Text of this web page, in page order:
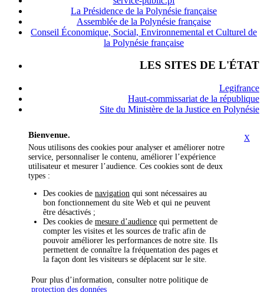
La Présidence de la Polynésie française
Assemblée de la Polynésie française
Conseil Économique, Social, Environnemental et Culturel de
la Polynésie française
LES SITES DE L'ÉTAT
Legifrance
Haut-commissariat de la république
Site du Ministère de la Justice en Polynésie
X
Bienvenue.
Nous utilisons des cookies pour analyser et améliorer notre
service, personnaliser le contenu, améliorer l’expérience
utilisateur et mesurer l’audience. Ces cookies sont de deux
types :
Des cookies de navigation qui sont nécessaires au
bon fonctionnement du site Web et qui ne peuvent
être désactivés ;
Des cookies de mesure d’audience qui permettent de
compter les visites et les sources de trafic afin de
pouvoir améliorer les performances de notre site. Ils
permettent de connaître la fréquentation des pages et
la façon dont les visiteurs se déplacent sur le site.
Pour plus d’information, consulter notre politique de
protection des données